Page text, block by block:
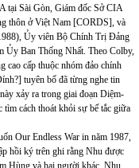
tại Sài Gòn, Giám đốc Sở CIA
thôn ở Việt Nam [CORDS], và
Ủy viên Bộ Chính Trị Đảng
Ủy Ban Thống Nhất. Theo Colby,
cao cấp thuộc nhóm đảo chính
tuyên bố đã từng nghe tin
xảy ra trong giai đoạn Diệm-
cách thoát khỏi sự bế tắc giữa
Our Endless War in năm 1987,
hồi ký trên ghi rằng Nhu được
Hùng và hai người khác. Nhu